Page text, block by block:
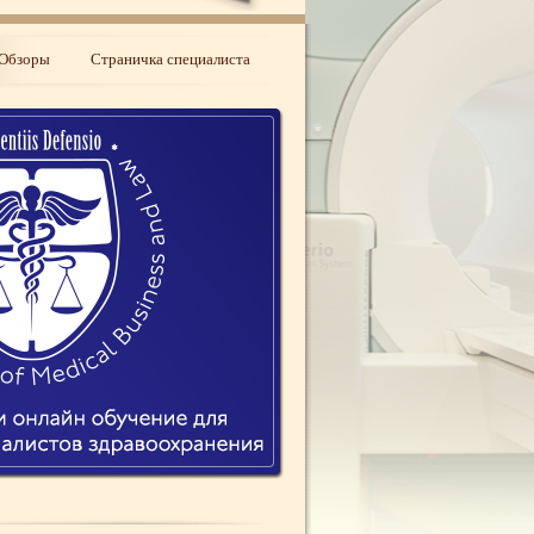
Страничка специалиста